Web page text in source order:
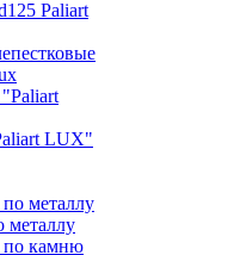
LUX"